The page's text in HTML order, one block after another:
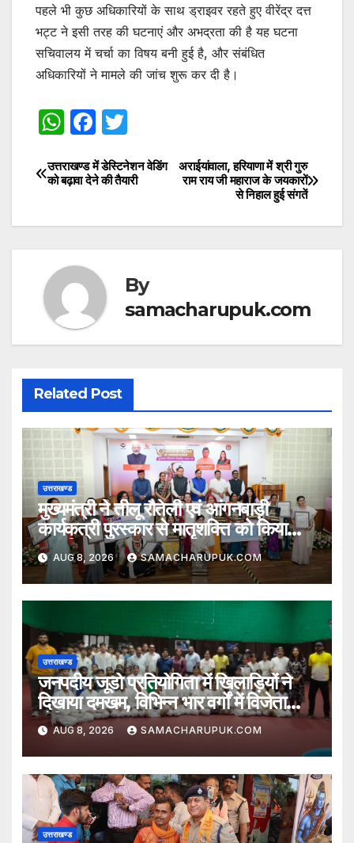
पहले भी कुछ अधिकारियों के साथ ड्राइवर रहते हुए वीरेंद्र दत्त
भट्ट ने इसी तरह की घटनाएं और अभद्रता की है यह घटना
सचिवालय में चर्चा का विषय बनी हुई है, और संबंधित
अधिकारियों ने मामले की जांच शुरू कर दी है।
W
at
s
A
p
F
c
b
o
k
itt
Post
अराईयांवाला, हरियाणा में श्री गुरु
राम राय जी महाराज के जयकारों
से निहाल हुई संगतें
उत्तराखण्ड में डेस्टिनेशन वेडिंग
को बढ़ावा देने की तैयारी
By
samacharupuk.com
Related Post
उत्तराखण्ड
मुख्यमंत्री ने तीलू रौतेली एवं आंगनबाड़ी
कार्यकत्री पुरस्कार से मातृशक्ति को किया
सम्मानित
AUG 8, 2026 SAMACHARUPUK.COM
उत्तराखण्ड
जनपदीय जूडो प्रतियोगिता में खिलाड़ियों ने
दिखाया दमखम, विभिन्न भार वर्गों में विजेता
घोषित
AUG 8, 2026 SAMACHARUPUK.COM
उत्तराखण्ड